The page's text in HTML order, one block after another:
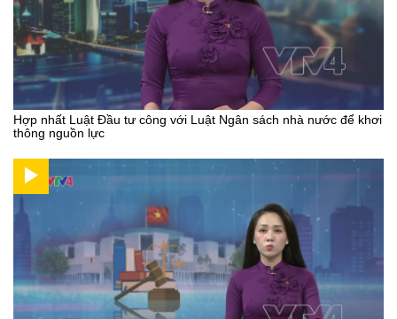
Hợp nhất Luật Đầu tư công với Luật Ngân sách nhà nước để khơi
thông nguồn lực